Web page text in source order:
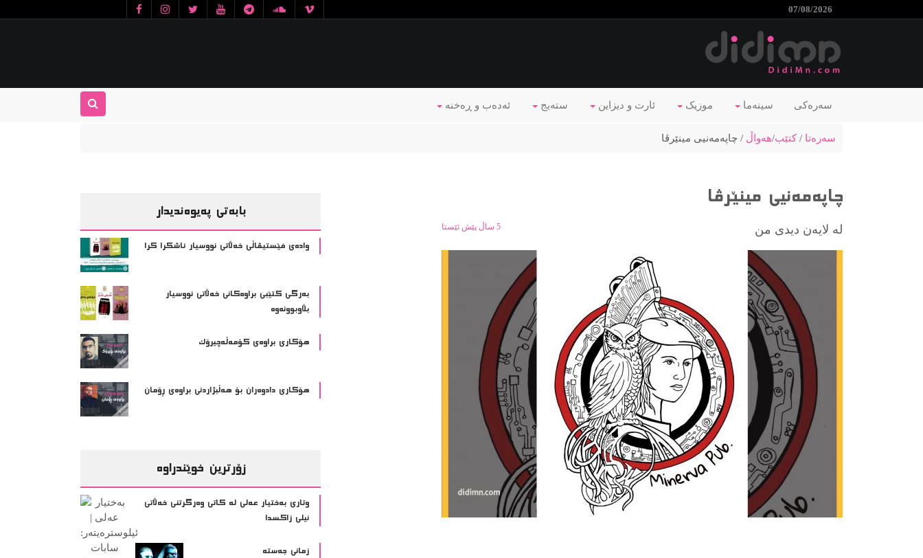
07/08/2026
ئه‌ده‌ب و ڕه‌خنه‌ ستەیج ئارت و دیزاین موزیک سینەما سەرەکی
سەرەتا /کتێب/هەواڵ / چاپەمەنیی مینێرڤا
بابەتی پەیوەندیدار
وادەی فێستیڤاڵی خەڵاتی نووسیار ئاشکرا کرا
بەرگی کتێبی براوەکانی خەڵاتی نووسیار
بڵاوبوونەوە
هۆکاری براوەی کۆمەڵەچیرۆک
هۆکاری دادوه‌ران بۆ هه‌ڵبژاردنی براوه‌ی ڕۆمان
زۆرترین خوێندراوە
وتاری بەختیار عەلی لە کاتی وەرگرتنی خەڵاتی
نیلی زاکسدا
زمانی جەستە
چاپەمەنیی مینێرڤا
لە لایەن دیدی من 5 ساڵ پێش ئێستا